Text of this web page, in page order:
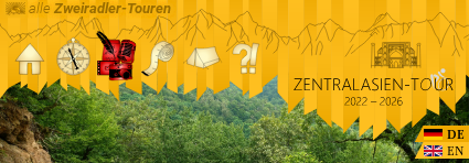
alle Zweiradler-Touren
DE
EN